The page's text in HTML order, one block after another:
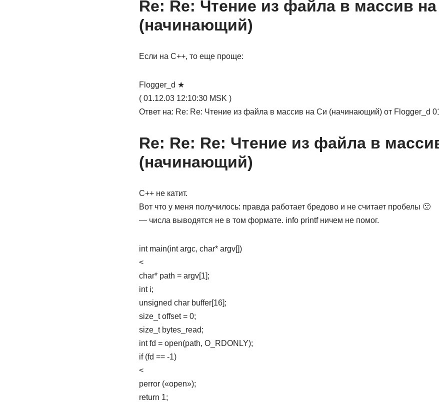
Re: Re: Чтение из файла в массив
(начинающий)
Если на С++, то еще проще:
Flogger_d ★
( 01.12.03 12:10:30 MSK )
Ответ на: Re: Re: Чтение из файла в массив на Си (начинающий) от Flogger_d
Re: Re: Re: Чтение из файла в
(начинающий)
C++ не катит.
Вот что у меня получилось: правда работает бредово и не считает пробелы 🙁
— числа выводятся не в том формате. info printf ничем не помог.
int main(int argc, char* argv[])
<
char* path = argv[1];
int i;
unsigned char buffer[16];
size_t offset = 0;
size_t bytes_read;
int fd = open(path, O_RDONLY);
if (fd == -1)
<
perror («open»);
return 1;